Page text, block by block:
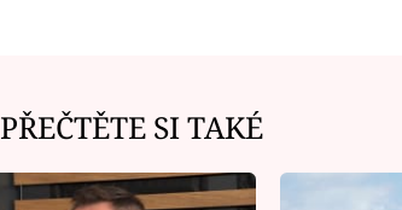
PŘEČTĚTE SI TAKÉ